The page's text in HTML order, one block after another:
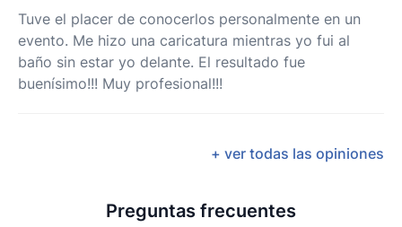
Tuve el placer de conocerlos personalmente en un
evento. Me hizo una caricatura mientras yo fui al
baño sin estar yo delante. El resultado fue
buenísimo!!! Muy profesional!!!
+ ver todas las opiniones
Preguntas frecuentes